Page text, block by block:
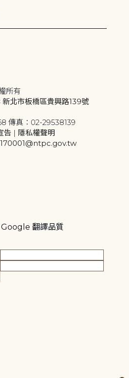
所有
北市板橋區貴興路139號
傳真：02-29538139
告 | 隱私權聲明
Google 翻譯品質